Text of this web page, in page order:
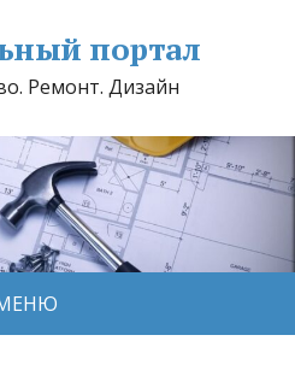
портал
Ремонт. Дизайн